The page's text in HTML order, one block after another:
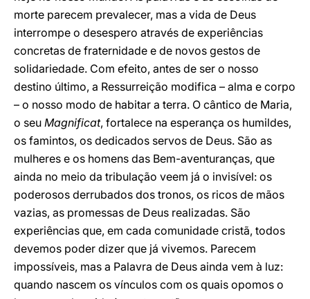
morte parecem prevalecer, mas a vida de Deus
interrompe o desespero através de experiências
concretas de fraternidade e de novos gestos de
solidariedade. Com efeito, antes de ser o nosso
destino último, a Ressurreição modifica – alma e corpo
– o nosso modo de habitar a terra. O cântico de Maria,
o seu Magnificat, fortalece na esperança os humildes,
os famintos, os dedicados servos de Deus. São as
mulheres e os homens das Bem-aventuranças, que
ainda no meio da tribulação veem já o invisível: os
poderosos derrubados dos tronos, os ricos de mãos
vazias, as promessas de Deus realizadas. São
experiências que, em cada comunidade cristã, todos
devemos poder dizer que já vivemos. Parecem
impossíveis, mas a Palavra de Deus ainda vem à luz:
quando nascem os vínculos com os quais opomos o